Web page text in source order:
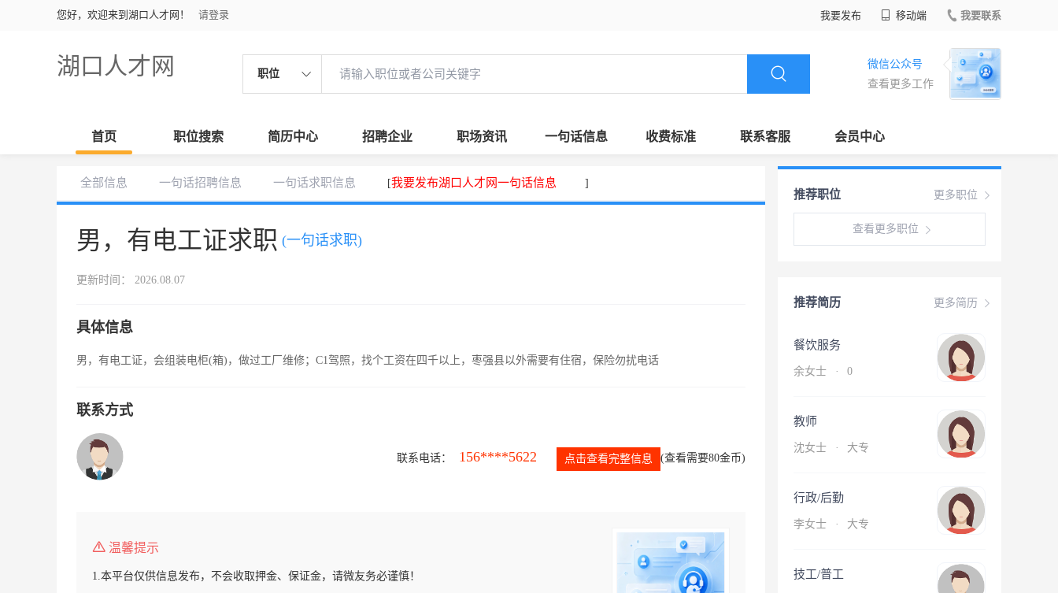
您好，欢迎来到湖口人才网！ 请登录 我要发布 移动端 我要联系
湖口人才网 职位
微信公众号
查看更多工作
首页 职位搜索 简历中心 招聘企业 职场资讯 一句话信息 收费标准 联系客服 会员中心
全部信息 一句话招聘信息 一句话求职信息 [我要发布湖口人才网一句话信息 ]
男，有电工证求职 (一句话求职)
更新时间： 2026.08.07
具体信息
男，有电工证，会组装电柜(箱)，做过工厂维修；C1驾照，找个工资在四千以上，枣强县以外需要有住宿，保险勿扰电话
联系方式
联系电话： 156****5622 点击查看完整信息 (查看需要80金币)
温馨提示
1.本平台仅供信息发布，不会收取押金、保证金，请微友务必谨慎！
更多职位
推荐职位
查看更多职位
更多简历
推荐简历
餐饮服务
余女士 · 0
教师
沈女士 · 大专
行政/后勤
李女士 · 大专
技工/普工